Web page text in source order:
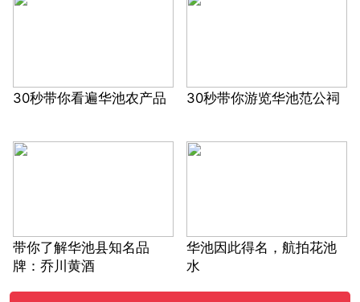
30秒带你看遍华池农产品 30秒带你游览华池范公祠
带你了解华池县知名品
牌：乔川黄酒
华池因此得名，航拍花池
水